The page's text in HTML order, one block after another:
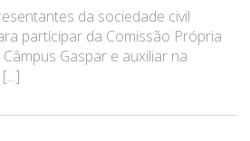
da sociedade civil
participar da Comissão Própria
Gaspar e auxiliar na